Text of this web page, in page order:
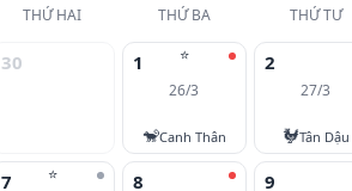
THỨ HAI THỨ BA THỨ TƯ
30 ⭐
1
26/3
🐒Canh Thân
2
27/3
🐓Tân Dậu
⭐
7 8 9